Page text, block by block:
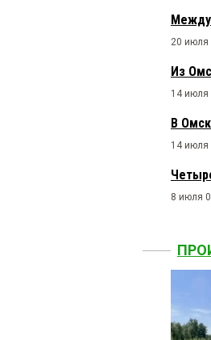
20 июля
Из
14 июля
В
14 июля
8 июля